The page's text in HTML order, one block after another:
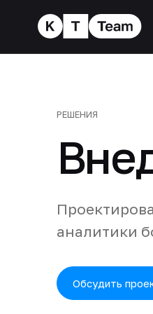
РЕШЕНИЯ
аналитики
Обсудить